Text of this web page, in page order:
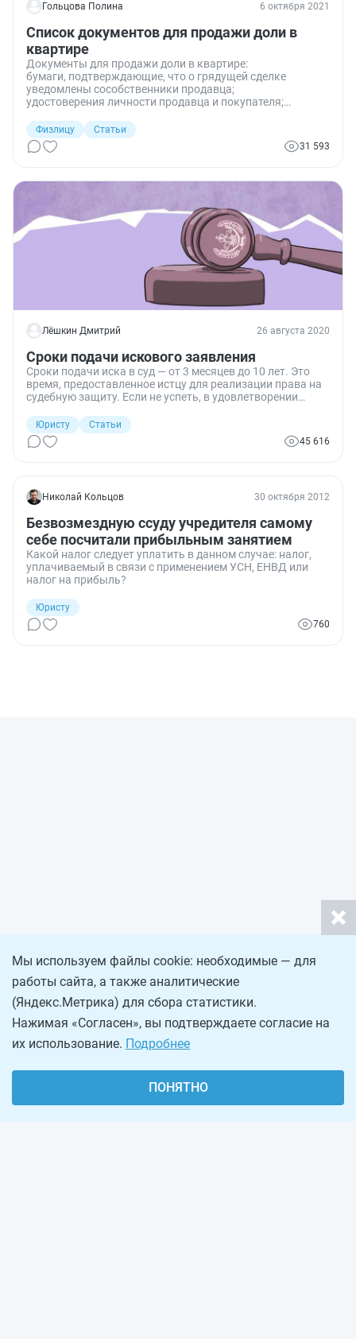
Гольцова Полина 6 октября 2021
Список документов для продажи доли в
квартире
Документы для продажи доли в квартире:
бумаги, подтверждающие, что о грядущей сделке
уведомлены сособственники продавца;
удостоверения личности продавца и покупателя;
интересы несовершеннолетних; свидетельство о праве
собственности, если оно имеется; выписка из ЕГРН, при
желании продавца информацию из реестра
Физлицу
Статьи
31 593
Лёшкин Дмитрий 26 августа 2020
Сроки подачи искового заявления
Сроки подачи иска в суд — от 3 месяцев до 10 лет. Это
время, предоставленное истцу для реализации права на
судебную защиту. Если не успеть, в удовлетворении
Юристу
Статьи
45 616
Николай Кольцов 30 октября 2012
Безвозмездную ссуду учредителя самому
себе посчитали прибыльным занятием
Какой налог следует уплатить в данном случае: налог,
уплачиваемый в связи с применением УСН, ЕНВД или
налог на прибыль?
Юристу
760
Мы используем файлы cookie: необходимые — для
работы сайта, а также аналитические
(Яндекс.Метрика) для сбора статистики.
Нажимая «Согласен», вы подтверждаете согласие на
их использование. Подробнее
ПОНЯТНО